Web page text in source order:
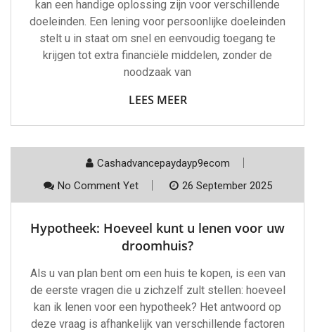
kan een handige oplossing zijn voor verschillende
doeleinden. Een lening voor persoonlijke doeleinden
stelt u in staat om snel en eenvoudig toegang te
krijgen tot extra financiële middelen, zonder de
noodzaak van
LEES MEER
Cashadvancepaydayp9ecom
No Comment Yet
26 September 2025
Hypotheek: Hoeveel kunt u lenen voor uw
droomhuis?
Als u van plan bent om een huis te kopen, is een van
de eerste vragen die u zichzelf zult stellen: hoeveel
kan ik lenen voor een hypotheek? Het antwoord op
deze vraag is afhankelijk van verschillende factoren